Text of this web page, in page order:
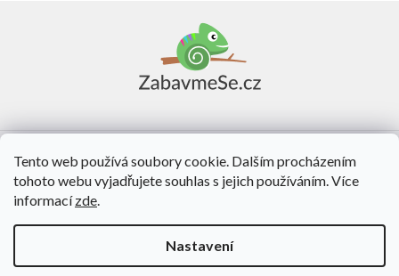
Tento web používá soubory cookie. Dalším procházením
tohoto webu vyjadřujete souhlas s jejich používáním. Více
informacízde.
Nastavení
O nás
Vytvořil Shoptet